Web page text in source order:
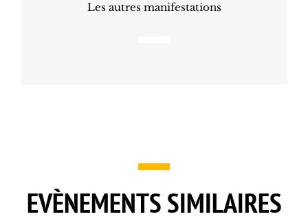
Les autres manifestations
EVÈNEMENTS SIMILAIRES